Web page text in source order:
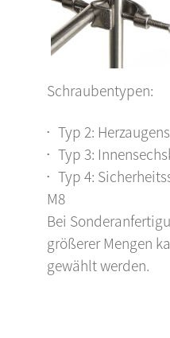
Schraubentypen:
Typ 2:
Typ 3:
Typ 4:
M8
Bei
größerer Mengen
gewählt werden.